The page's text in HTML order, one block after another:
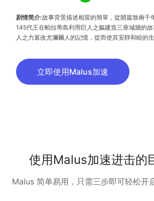
剧情简介:故事背景描述相當的簡單，從開篇致兩千
145代王在帕拉蒂島利用巨人之軀建造三座城牆的
人之力篡改尤彌爾人的記憶，從而使其安靜和睦的
整片大陸。
立即使用Malus加速
使用Malus加速进击的
Malus 简单易用，只需三步即可轻松开